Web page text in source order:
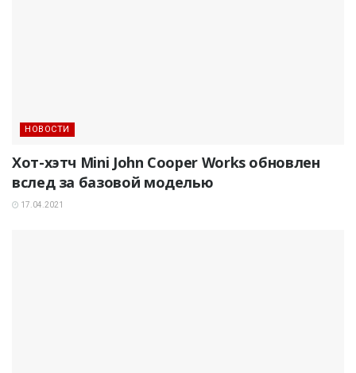
НОВОСТИ
Хот-хэтч Mini John Cooper Works обновлен
вслед за базовой моделью
17.04.2021